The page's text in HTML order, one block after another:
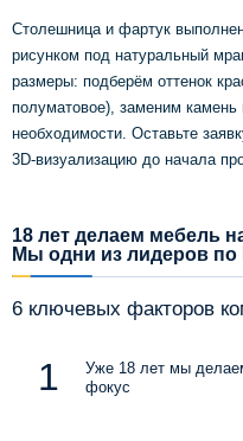
Столешница и фартук
рисунком под натуральный
размеры: подберём оттенок
полуматовое), заменим камень
необходимости. Оставьте
3D-визуализацию до начала
18 лет делаем мебель
Мы одни из лидеров
6 ключевых факторов
Уже 18 лет мы
фокус